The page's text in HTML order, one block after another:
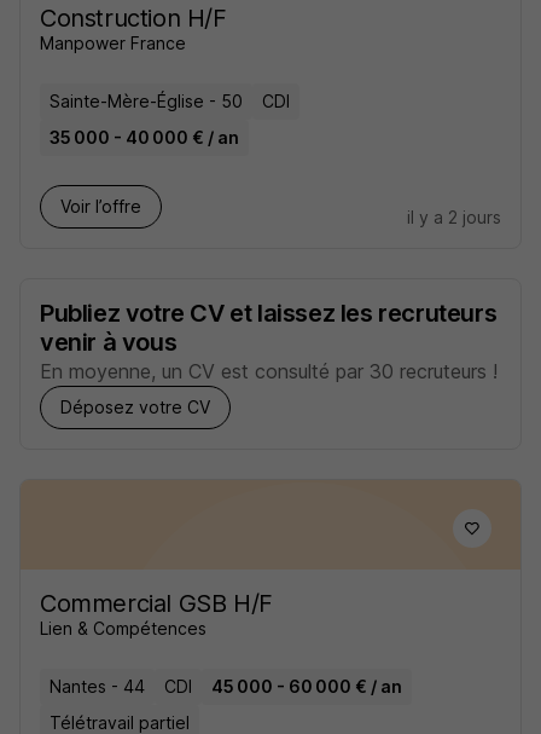
Construction H/F
Manpower France
Sainte-Mère-Église - 50
CDI
35 000 - 40 000 € / an
Voir l’offre
il y a 2 jours
Publiez votre CV et laissez les recruteurs
venir à vous
En moyenne, un CV est consulté par 30 recruteurs !
Déposez votre CV
Commercial GSB H/F
Lien & Compétences
Nantes - 44 CDI
45 000 - 60 000 € / an
Télétravail partiel